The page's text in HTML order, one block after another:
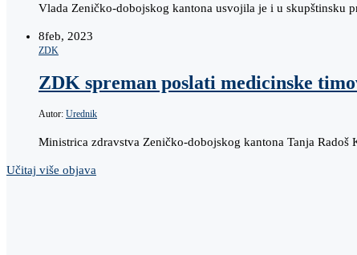
Vlada Zeničko-dobojskog kantona usvojila je i u skupštinsku
8feb, 2023
ZDK
ZDK spreman poslati medicinske
Autor: Urednik
Ministrica zdravstva Zeničko-dobojskog kantona Tanja
Učitaj više objava